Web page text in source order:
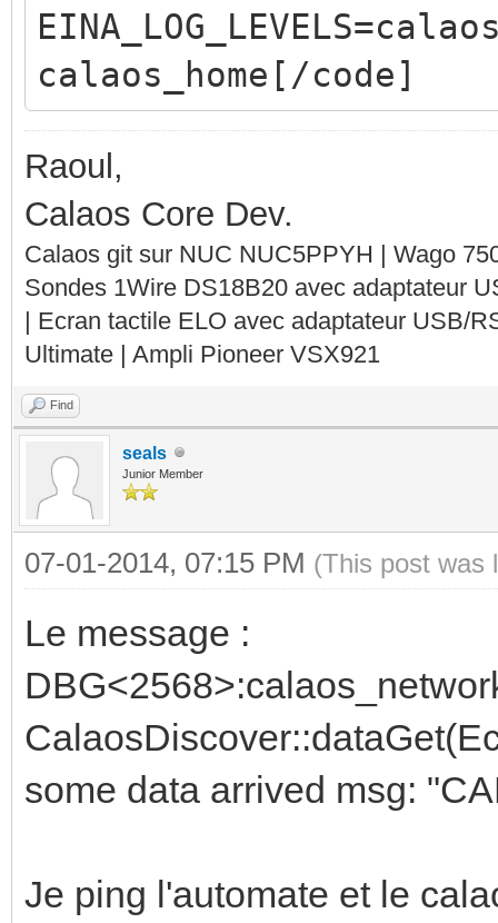
calaos_home[/code]
Raoul,
Calaos Core Dev.
Calaos git sur NUC NUC5PPYH | Wago
Sondes 1Wire DS18B20 avec adaptateur
| Ecran tactile ELO avec adaptateur USB/
Ultimate | Ampli Pioneer VSX921
Find
seals
Junior Member
07-01-2014, 07:15 PM (This post was
Le message :
some data arrived msg:
Je ping l'automate et le